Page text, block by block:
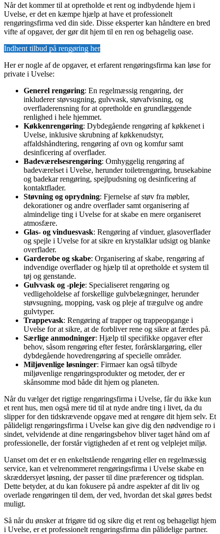
Når det kommer til at opretholde et rent og indbydende hjem i
Uvelse, er det en kæmpe hjælp at have et professionelt
rengøringsfirma ved din side. Disse eksperter kan håndtere en bred
vifte af opgaver, der gør dit hjem til en ren og behagelig oase.
Indhent tilbud på rengøring her
Her er nogle af de opgaver, et erfarent rengøringsfirma kan løse for
private i Uvelse:
Generel rengøring: En regelmæssig rengøring, der
inkluderer støvsugning, gulvvask, støvafvisning, og
overfladerensning for at opretholde en grundlæggende
renlighed i hele hjemmet.
Køkkenrengøring: Dybdegående rengøring af køkkenet i
Uvelse, inklusive skrubning af køkkenudstyr,
affaldshåndtering, rengøring af ovn og komfur samt
desinficering af overflader.
Badeværelsesrengøring: Omhyggelig rengøring af
badeværelset i Uvelse, herunder toiletrengøring, brusekabine
og badekar rengøring, spejlpudsning og desinficering af
kontaktflader.
Støvning og oprydning: Fjernelse af støv fra møbler,
dekorationer og andre overflader samt organisering af
almindelige ting i Uvelse for at skabe en mere organiseret
atmosfære.
Glas- og vinduesvask: Rengøring af vinduer, glasoverflader
og spejle i Uvelse for at sikre en krystalklar udsigt og blanke
overflader.
Garderobe og skabe: Organisering af skabe, rengøring af
indvendige overflader og hjælp til at opretholde et system til
tøj og genstande.
Gulvvask og -pleje: Specialiseret rengøring og
vedligeholdelse af forskellige gulvbelægninger, herunder
støvsugning, mopping, vask og pleje af trægulve og andre
gulvtyper.
Trappevask: Rengøring af trapper og trappeopgange i
Uvelse for at sikre, at de forbliver rene og sikre at færdes på.
Særlige anmodninger: Hjælp til specifikke opgaver efter
behov, såsom rengøring efter fester, forårsklargøring, eller
dybdegående hovedrengøring af specielle områder.
Miljøvenlige løsninger: Firmaer kan også tilbyde
miljøvenlige rengøringsprodukter og metoder, der er
skånsomme mod både dit hjem og planeten.
Når du vælger det rigtige rengøringsfirma i Uvelse, får du ikke kun
et rent hus, men også mere tid til at nyde andre ting i livet, da du
slipper for den tidskrævende opgave med at rengøre dit hjem selv. Et
pålideligt rengøringsfirma i Uvelse kan give dig den nødvendige ro i
sindet, velvidende at dine rengøringsbehov bliver taget hånd om af
professionelle, der forstår vigtigheden af et rent og velplejet miljø.
Uanset om det er en enkeltstående rengøring eller en regelmæssig
service, kan et velrenommeret rengøringsfirma i Uvelse skabe en
skræddersyet løsning, der passer til dine præferencer og tidsplan.
Dette betyder, at du kan fokusere på andre aspekter af dit liv og
overlade rengøringen til dem, der ved, hvordan det skal gøres bedst
muligt.
Så når du ønsker at frigøre tid og sikre dig et rent og behageligt hjem
i Uvelse, er et professionelt rengøringsfirma din pålidelige partner.